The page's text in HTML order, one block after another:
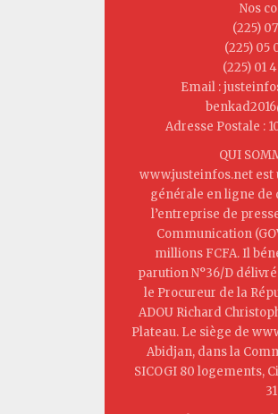
Nos
(225)
(225) 05
(225) 01
Email :
Adresse Postale :
QUI
www.justeinfos.net
générale en ligne
l’entreprise de
Communication
millions FCFA. Il
parution N°36/D
le Procureur de la
ADOU Richard
Plateau. Le siège de
Abidjan, dans la
SICOGI 80 logements,